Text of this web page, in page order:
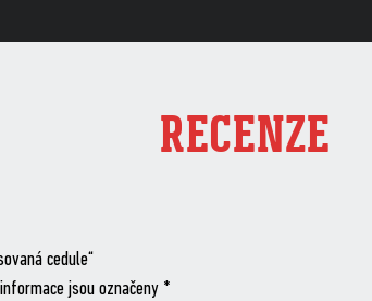
RECENZE
cedule“
jsou označeny *